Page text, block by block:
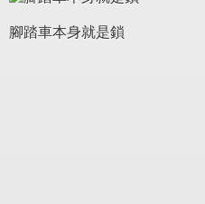
腳踏車本身就是鎖